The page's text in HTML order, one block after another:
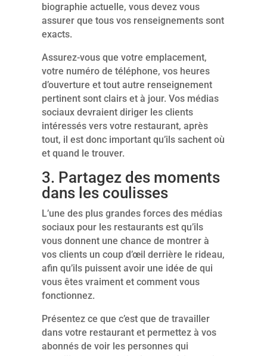
biographie actuelle, vous devez vous
assurer que tous vos renseignements sont
exacts.
Assurez-vous que votre emplacement,
votre numéro de téléphone, vos heures
d’ouverture et tout autre renseignement
pertinent sont clairs et à jour. Vos médias
sociaux devraient diriger les clients
intéressés vers votre restaurant, après
tout, il est donc important qu’ils sachent où
et quand le trouver.
3. Partagez des moments
dans les coulisses
L’une des plus grandes forces des médias
sociaux pour les restaurants est qu’ils
vous donnent une chance de montrer à
vos clients un coup d’œil derrière le rideau,
afin qu’ils puissent avoir une idée de qui
vous êtes vraiment et comment vous
fonctionnez.
Présentez ce que c’est que de travailler
dans votre restaurant et permettez à vos
abonnés de voir les personnes qui